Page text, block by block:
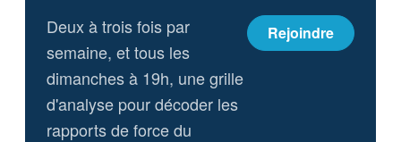
Deux à trois fois par
semaine, et tous les
dimanches à 19h, une grille
d'analyse pour décoder les
rapports de force du
Rejoindre